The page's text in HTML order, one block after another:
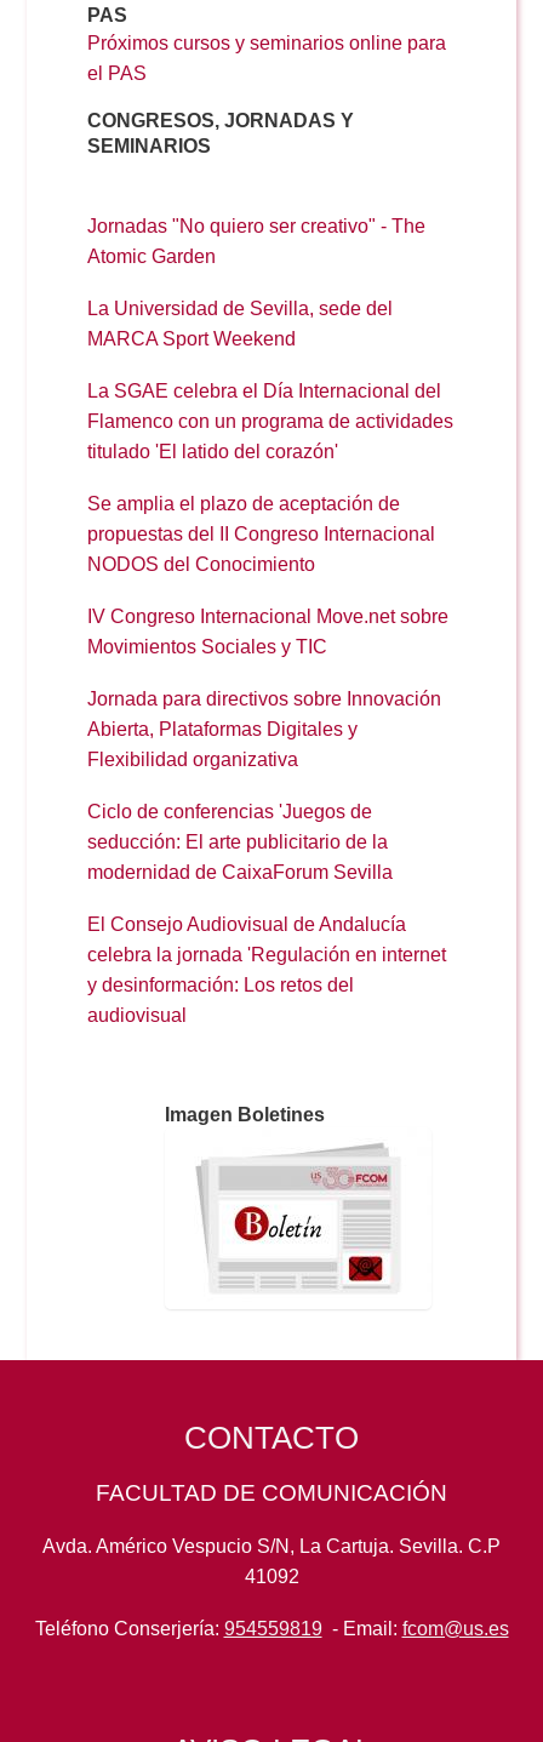
PAS
Próximos cursos y seminarios online para
el PAS
CONGRESOS, JORNADAS Y
SEMINARIOS
Jornadas "No quiero ser creativo" - The
Atomic Garden
La Universidad de Sevilla, sede del
MARCA Sport Weekend
La SGAE celebra el Día Internacional del
Flamenco con un programa de actividades
titulado 'El latido del corazón'
Se amplia el plazo de aceptación de
propuestas del II Congreso Internacional
NODOS del Conocimiento
IV Congreso Internacional Move.net sobre
Movimientos Sociales y TIC
Jornada para directivos sobre Innovación
Abierta, Plataformas Digitales y
Flexibilidad organizativa
Ciclo de conferencias 'Juegos de
seducción: El arte publicitario de la
modernidad de CaixaForum Sevilla
El Consejo Audiovisual de Andalucía
celebra la jornada 'Regulación en internet
y desinformación: Los retos del
audiovisual
Imagen Boletines
CONTACTO
FACULTAD DE COMUNICACIÓN
Avda. Américo Vespucio S/N, La Cartuja. Sevilla. C.P
41092
Teléfono Conserjería: 954559819- Email: fcom@us.es